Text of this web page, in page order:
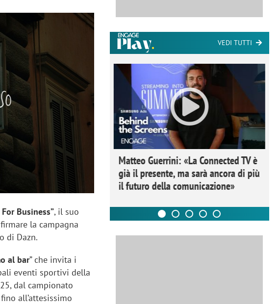
Business”, il suo
la campagna
di Dazn.
al bar” che invita i
eventi sportivi della
dal campionato
all’attesissimo
VEDI TUTTI
agli eventi: come la
punta a eliminare lo
Matteo Guerrini: «La Connected TV è
già il presente, ma sarà ancora di più
il futuro della comunicazione»